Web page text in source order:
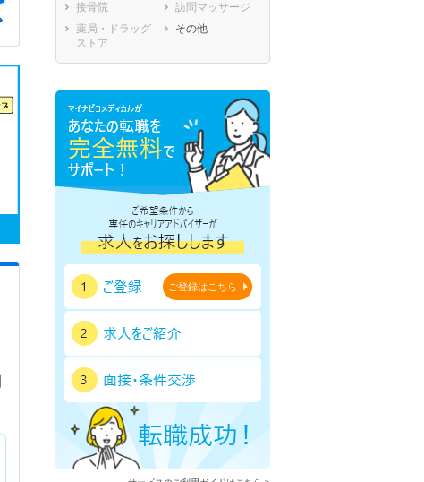
広島県
山口県
徳島県
香川県
愛媛県
接骨院
訪問マッサージ
薬局・ドラッグ
ストア
その他
ご登録はこちら